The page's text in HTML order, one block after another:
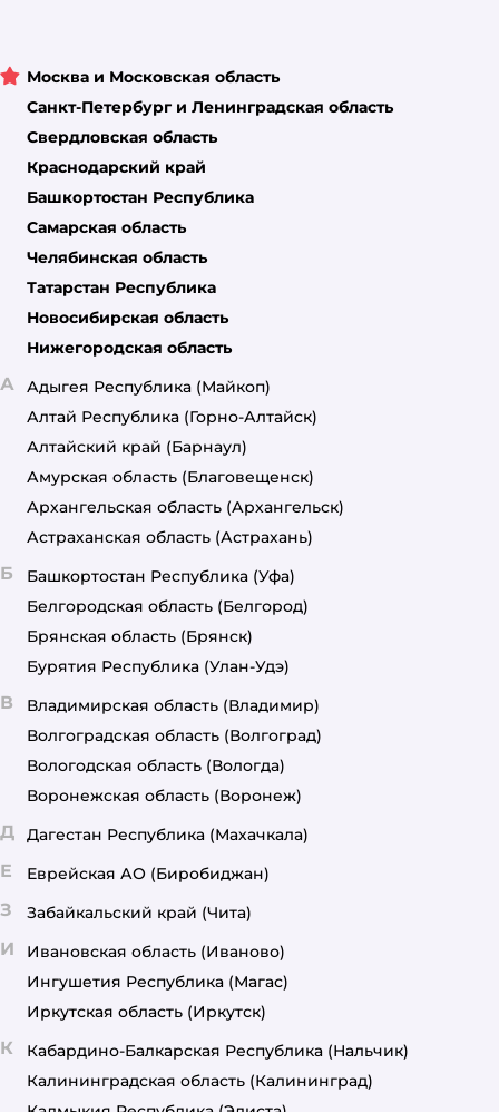
Москва и Московская область
Санкт-Петербург и Ленинградская область
Свердловская область
Краснодарский край
Башкортостан Республика
Самарская область
Челябинская область
Татарстан Республика
Новосибирская область
Нижегородская область
А Адыгея Республика (Майкоп)
Алтай Республика (Горно-Алтайск)
Алтайский край (Барнаул)
Амурская область (Благовещенск)
Архангельская область (Архангельск)
Астраханская область (Астрахань)
Б Башкортостан Республика (Уфа)
Белгородская область (Белгород)
Брянская область (Брянск)
Бурятия Республика (Улан-Удэ)
В Владимирская область (Владимир)
Волгоградская область (Волгоград)
Вологодская область (Вологда)
Воронежская область (Воронеж)
Д Дагестан Республика (Махачкала)
Е Еврейская АО (Биробиджан)
З Забайкальский край (Чита)
И Ивановская область (Иваново)
Ингушетия Республика (Магас)
Иркутская область (Иркутск)
К Кабардино-Балкарская Республика (Нальчик)
Калининградская область (Калининград)